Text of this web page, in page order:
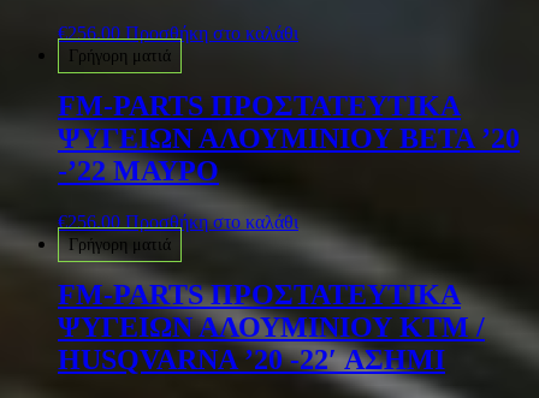
€256.00 Προσθήκη στο καλάθι
Γρήγορη ματιά
FM-PARTS ΠΡΟΣΤΑΤΕΥΤΙΚΑ
ΨΥΓΕΙΩΝ ΑΛΟΥΜΙΝΙΟΥ BETA ’20
-’22 ΜΑΥΡΟ
€256.00 Προσθήκη στο καλάθι
Γρήγορη ματιά
FM-PARTS ΠΡΟΣΤΑΤΕΥΤΙΚΑ
ΨΥΓΕΙΩΝ ΑΛΟΥΜΙΝΙΟΥ KTM /
HUSQVARNA ’20 -22′ ΑΣΗΜΙ